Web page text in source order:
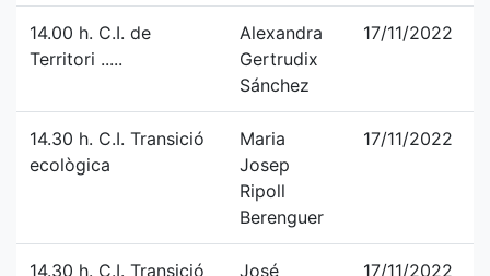
14.00 h. C.I. de
Territori .....
Alexandra
Gertrudix
Sánchez
17/11/2022
14.30 h. C.I. Transició
ecològica
Maria
Josep
Ripoll
Berenguer
17/11/2022
14.30 h. C.I. Transició
José
17/11/2022